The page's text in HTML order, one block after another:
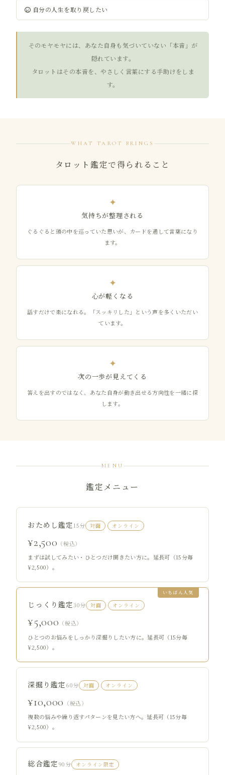
自分の人生を取り戻したい
そのモヤモヤには、あなた自身も気づいていない「本音」が
隠れています。
タロットはその本音を、やさしく言葉にする手助けをしま
す。
WHAT TAROT BRINGS
タロット鑑定で得られること
✦
気持ちが整理される
ぐるぐると頭の中を巡っていた思いが、カードを通して言葉になり
ます。
✦
心が軽くなる
話すだけで楽になれる。「スッキリした」という声を多くいただい
ています。
✦
次の一歩が見えてくる
答えを出すのではなく、あなた自身が動き出せる方向性を一緒に探
します。
MENU
鑑定メニュー
おためし鑑定15分 対面 オンライン
¥2,500 （税込）
まずは試してみたい・ひとつだけ聞きたい方に。延長可（15分毎
¥2,500）。
いちばん人気
じっくり鑑定30分 対面 オンライン
¥5,000 （税込）
ひとつのお悩みをしっかり深掘りしたい方に。延長可（15分毎
¥2,500）。
深掘り鑑定60分 対面 オンライン
¥10,000 （税込）
複数の悩みや繰り返すパターンを見たい方へ。延長可（15分毎
¥2,500）。
総合鑑定90分 オンライン限定